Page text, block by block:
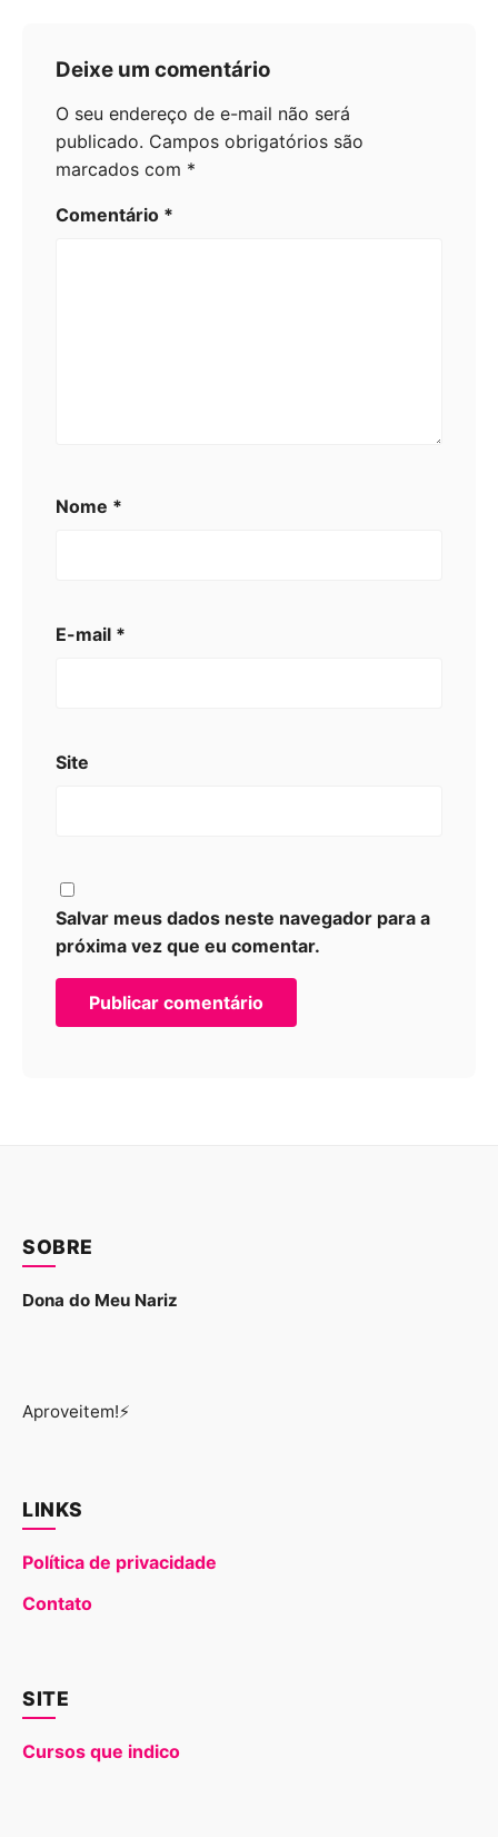
Deixe um comentário
O seu endereço de e-mail não será
publicado. Campos obrigatórios são
marcados com *
Comentário *
Nome *
E-mail *
Site
Salvar meus dados neste navegador para a
próxima vez que eu comentar.
SOBRE
Dona do Meu Nariz
Aproveitem!⚡
LINKS
Política de privacidade
Contato
SITE
Cursos que indico